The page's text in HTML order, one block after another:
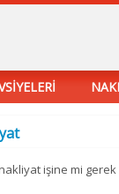
işine mi